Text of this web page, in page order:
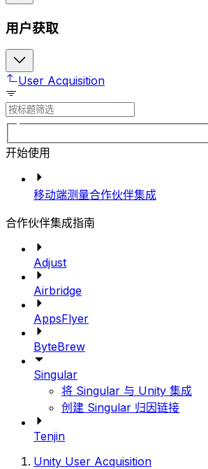
用户获取
User Acquisition
开始使用
移动端测量合作伙伴集成
合作伙伴集成指南
Adjust
Airbridge
AppsFlyer
ByteBrew
Singular
将 Singular 与 Unity 集成
创建 Singular 归因链接
Tenjin
Unity User Acquisition